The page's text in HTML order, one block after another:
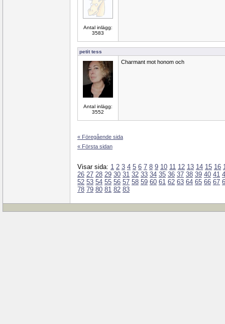
Antal inlägg:
3583
petit tess
Antal inlägg:
3552
Charmant mot honom och
« Föregående sida
« Första sidan
Visar sida: 1 2 3 4 5 6 7 8 9 10 11 12 13 14 15 16
26 27 28 29 30 31 32 33 34 35 36 37 38 39 40 41
52 53 54 55 56 57 58 59 60 61 62 63 64 65 66 67
78 79 80 81 82 83